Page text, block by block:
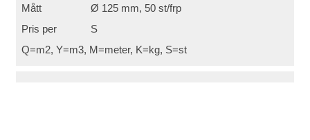
Mått
Ø 125 mm, 50 st/frp
Pris per
S
Q=m2, Y=m3, M=meter, K=kg, S=st